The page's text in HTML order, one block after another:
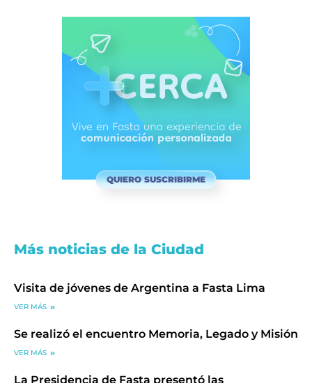
QUIERO SUSCRIBIRME
Más noticias de la Ciudad
Visita de jóvenes de Argentina a Fasta Lima
VER MÁS
Se realizó el encuentro Memoria, Legado y Misión
VER MÁS
La Presidencia de Fasta presentó las